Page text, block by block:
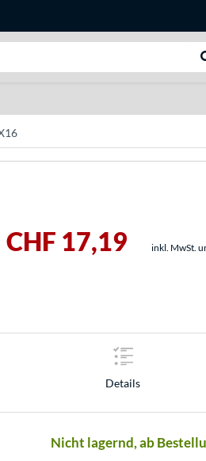
CHF 17,19 inkl. MwSt.
Details
Nicht lagernd, ab